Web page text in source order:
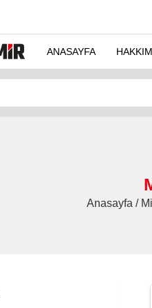
ANASAYFA
Anasayfa /